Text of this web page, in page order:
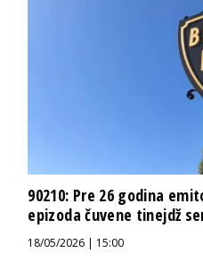
90210: Pre 26 godina
epizoda čuvene tinejdž
18/05/2026 | 15:00